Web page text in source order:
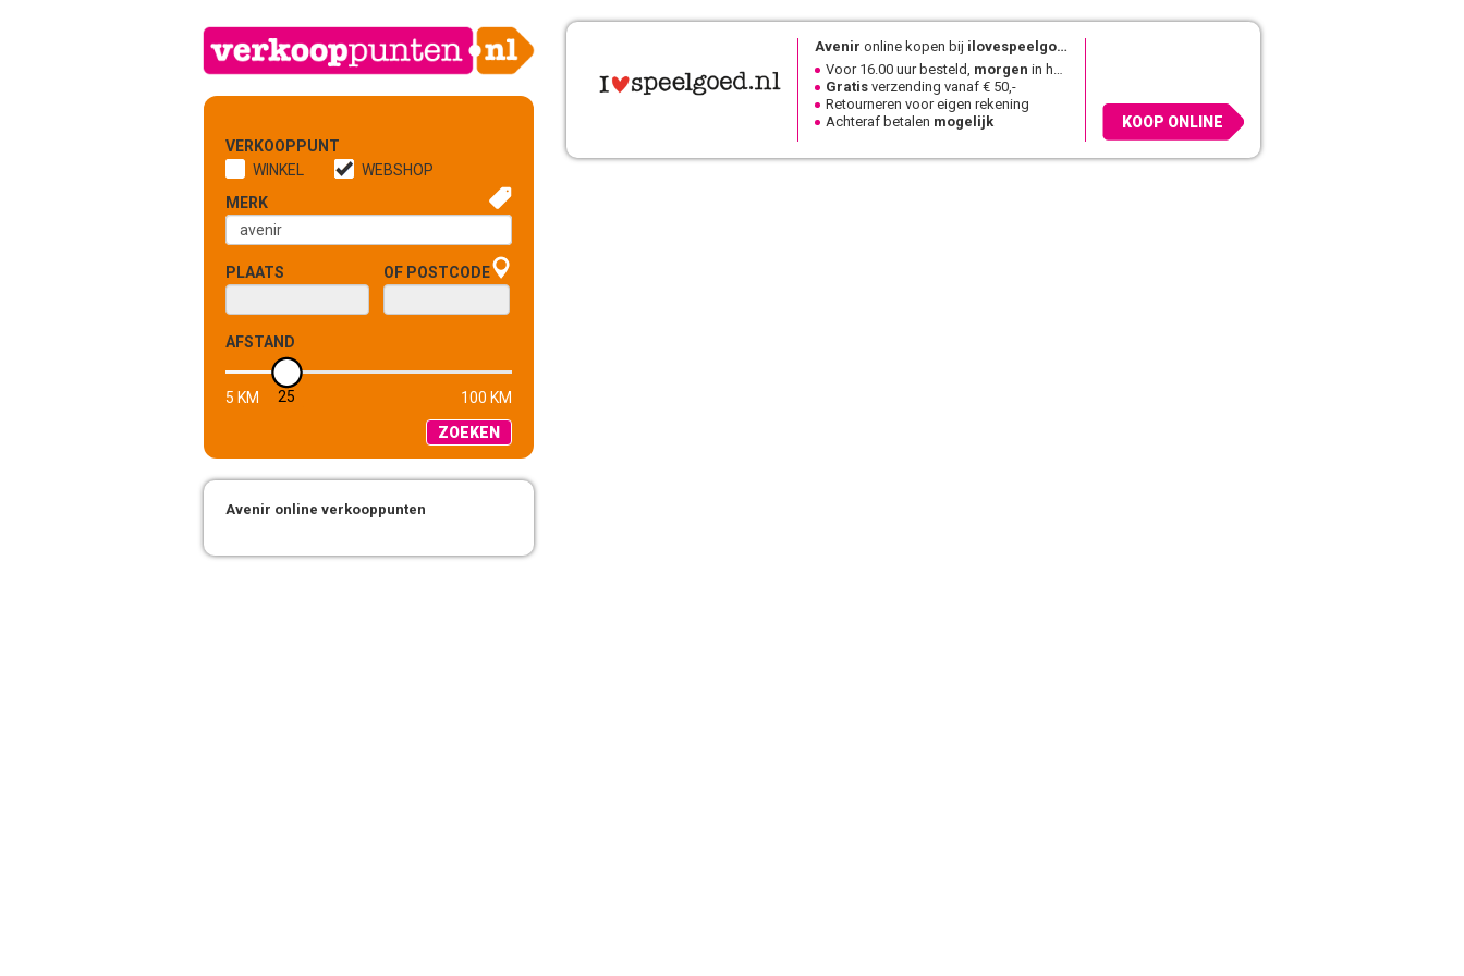
VERKOOPPUNT
WINKEL
WEBSHOP
MERK
PLAATS OF POSTCODE
AFSTAND
5 KM 25
100 KM
ZOEKEN
Avenir online verkooppunten
Avenir online kopen bij ilovespeelgoed.nl
Voor 16.00 uur besteld, morgen in huis
Gratis verzending vanaf € 50,-
Retourneren voor eigen rekening
Achteraf betalen mogelijk KOOP ONLINE